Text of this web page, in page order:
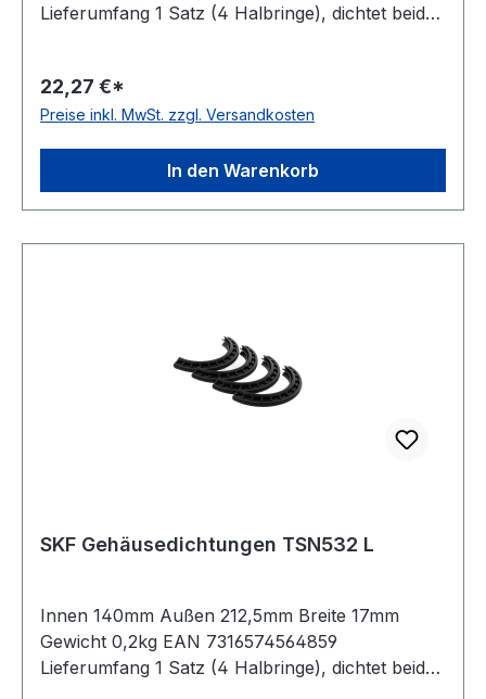
Lieferumfang 1 Satz (4 Halbringe), dichtet beide
22,27 €*
Preise inkl. MwSt. zzgl. Versandkosten
In den Warenkorb
SKF Gehäusedichtungen TSN532 L
Innen 140mm Außen 212,5mm Breite 17mm
Gewicht 0,2kg EAN 7316574564859
Lieferumfang 1 Satz (4 Halbringe), dichtet beide